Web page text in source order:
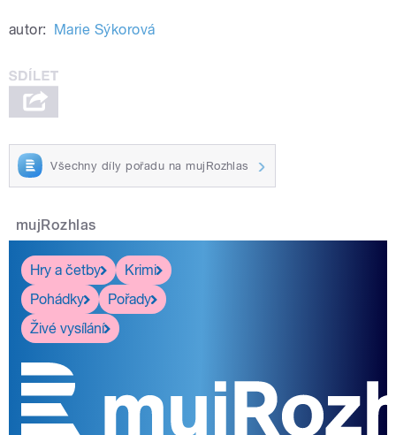
autor: Marie Sýkorová
Všechny díly pořadu na mujRozhlas
mujRozhlas
Hry a četby
Krimi
Pohádky
Pořady
Živé vysílání